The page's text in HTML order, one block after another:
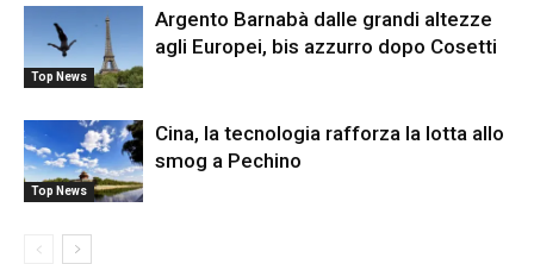
Top News
Argento Barnabà dalle grandi altezze
agli Europei, bis azzurro dopo Cosetti
Top News
Cina, la tecnologia rafforza la lotta allo
smog a Pechino